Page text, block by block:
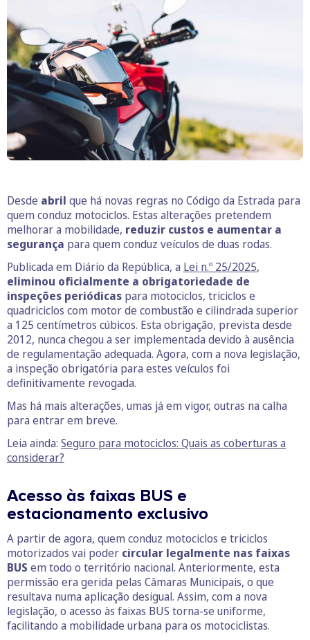
Desde abril que há novas regras no Código da Estrada para
quem conduz motociclos. Estas alterações pretendem
melhorar a mobilidade, reduzir custos e aumentar a
segurança para quem conduz veículos de duas rodas.
Publicada em Diário da República, a Lei n.º 25/2025,
eliminou oficialmente a obrigatoriedade de
inspeções periódicas para motociclos, triciclos e
quadriciclos com motor de combustão e cilindrada superior
a 125 centímetros cúbicos. Esta obrigação, prevista desde
2012, nunca chegou a ser implementada devido à ausência
de regulamentação adequada. Agora, com a nova legislação,
a inspeção obrigatória para estes veículos foi
definitivamente revogada.
Mas há mais alterações, umas já em vigor, outras na calha
para entrar em breve.
Leia ainda: Seguro para motociclos: Quais as coberturas a
considerar?
Acesso às faixas BUS e
estacionamento exclusivo
A partir de agora, quem conduz motociclos e triciclos
motorizados vai poder circular legalmente nas faixas
BUS em todo o território nacional. Anteriormente, esta
permissão era gerida pelas Câmaras Municipais, o que
resultava numa aplicação desigual. Assim, com a nova
legislação, o acesso às faixas BUS torna-se uniforme,
facilitando a mobilidade urbana para os motociclistas.